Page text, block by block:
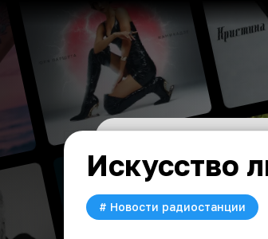
Искусство
# Новости радиостанции